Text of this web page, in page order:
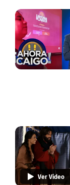
Ver Video